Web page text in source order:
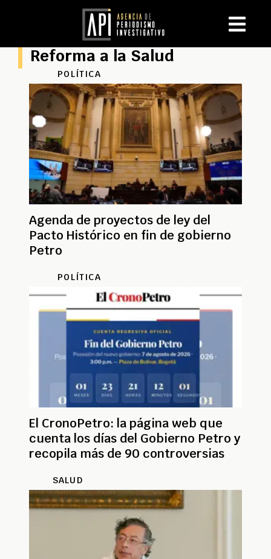
Reforma a la Salud
POLÍTICA
Agenda de proyectos de ley del
Pacto Histórico en fin de gobierno
Petro
POLÍTICA
El CronoPetro: la página web que
cuenta los días del Gobierno Petro y
recopila más de 90 controversias
SALUD